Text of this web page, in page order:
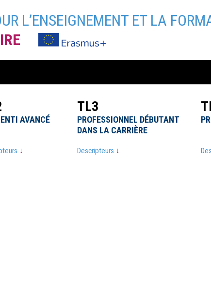
L’ENSEIGNEMENT ET LA
TL3
AVANCÉ
PROFESSIONNEL DÉBUTANT
DANS LA CARRIÈRE
↓ Descripteurs ↓
TL3
AVANCÉ
PROFESSIONNEL DÉBUTANT
DANS LA CARRIÈRE
↓ Descripteurs ↓